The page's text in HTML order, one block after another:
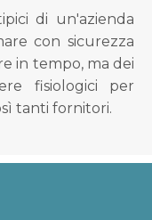
di un'azienda
con sicurezza
in tempo, ma dei
fisiologici per
tanti fornitori.